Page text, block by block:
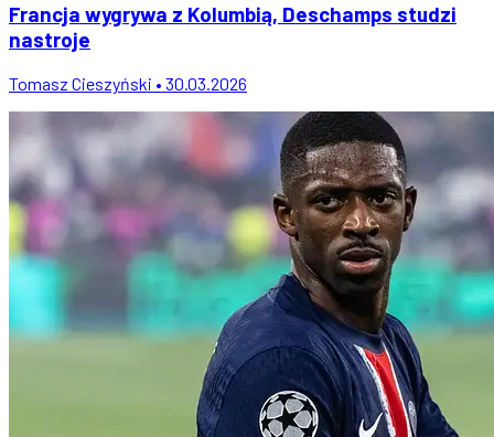
Francja wygrywa z Kolumbią, Deschamps studzi
nastroje
Tomasz Cieszyński • 30.03.2026